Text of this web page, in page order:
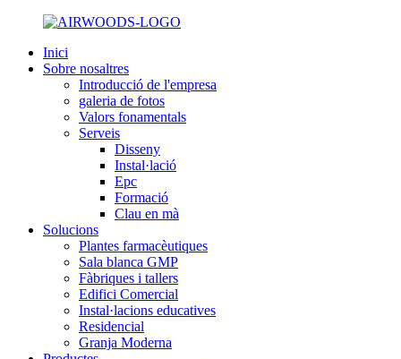
Inici
Sobre nosaltres
Introducció de l'empresa
galeria de fotos
Valors fonamentals
Serveis
Disseny
Instal·lació
Epc
Formació
Clau en mà
Solucions
Plantes farmacèutiques
Sala blanca GMP
Fàbriques i tallers
Edifici Comercial
Instal·lacions educatives
Residencial
Granja Moderna